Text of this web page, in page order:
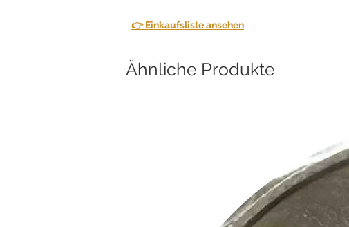
👉 Einkaufsliste ansehen
Ähnliche Produkte